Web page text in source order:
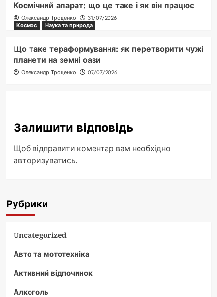
Космічний апарат: що це таке і як він працює
Олександр Троценко
31/07/2026
Космос
Наука та природа
Що таке тераформування: як перетворити чужі
планети на земні оази
Олександр Троценко 07/07/2026
Залишити відповідь
Щоб відправити коментар вам необхідно
авторизуватись.
Рубрики
Uncategorized
Авто та мототехніка
Активний відпочинок
Алкоголь